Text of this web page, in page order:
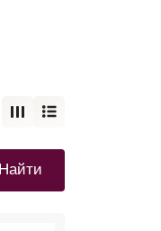
Найти